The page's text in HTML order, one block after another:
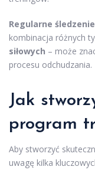
Regularne
kombinacja różnych
siłowych – może
procesu odchudzania.
Jak
program
Aby stworzyć
uwagę kilka